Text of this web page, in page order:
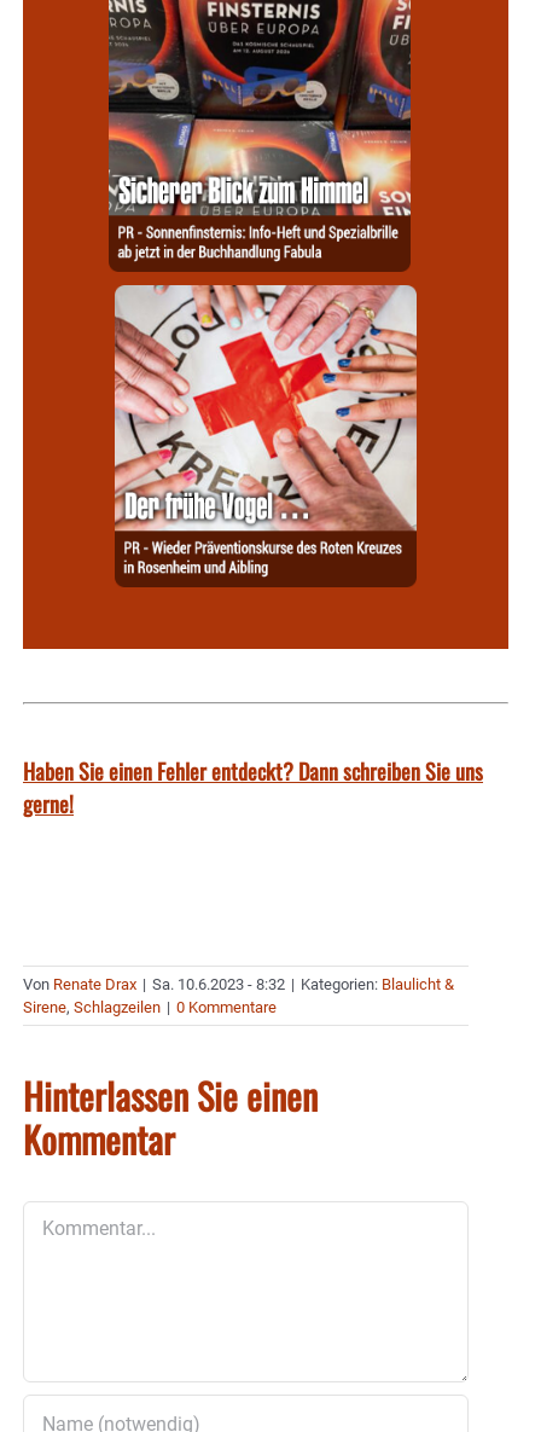
Haben Sie einen Fehler entdeckt? Dann schreiben Sie uns
gerne!
Von Renate Drax | Sa. 10.6.2023 - 8:32 | Kategorien: Blaulicht &
Sirene, Schlagzeilen | 0 Kommentare
Hinterlassen Sie einen
Kommentar